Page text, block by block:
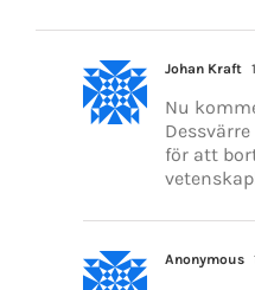
Johan Kraft
Nu
för att
Anonymous